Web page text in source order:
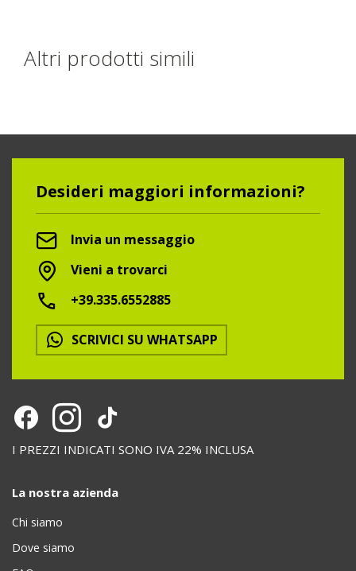
Altri prodotti simili
Desideri maggiori informazioni?
Invia un messaggio
Vieni a trovarci
+39.335.6552885
SCRIVICI SU WHATSAPP
I PREZZI INDICATI SONO IVA 22% INCLUSA
La nostra azienda
Chi siamo
Dove siamo